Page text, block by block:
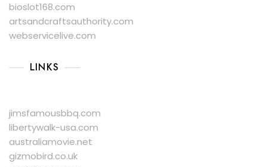
bioslot168.com
artsandcraftsauthority.com
webservicelive.com
LINKS
jimsfamousbbq.com
libertywalk-usa.com
australiamovie.net
gizmobird.co.uk